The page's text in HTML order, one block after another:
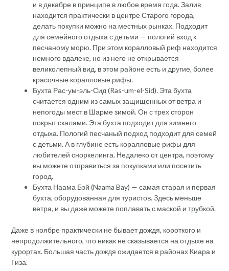
и в декабре в принципе в любое время года. Залив
находится практически в центре Старого города,
делать покупки можно на местных рынках. Подходит
для семейного отдыха с детьми — пологий вход к
песчаному морю. При этом коралловый риф находится
немного вдалеке, но из него не открывается
великолепный вид, в этом районе есть и другие, более
красочные коралловые рифы.
Бухта Рас-ум-эль-Сид (Ras-um-el-Sid). Эта бухта
считается одним из самых защищенных от ветра и
непогоды мест в Шарме зимой. Он с трех сторон
покрыт скалами. Эта бухта подходит для зимнего
отдыха. Пологий песчаный подход подходит для семей
с детьми. А в глубине есть коралловые рифы для
любителей сноркелинга. Недалеко от центра, поэтому
вы можете отправиться за покупками или посетить
город.
Бухта Наама Бэй (Naama Bay) — самая старая и первая
бухта, оборудованная для туристов. Здесь меньше
ветра, и вы даже можете поплавать с маской и трубкой.
Даже в ноябре практически не бывает дождя, короткого и
непродолжительного, что никак не сказывается на отдыхе на
курортах. Большая часть дождя ожидается в районах Киара и
Гиза.